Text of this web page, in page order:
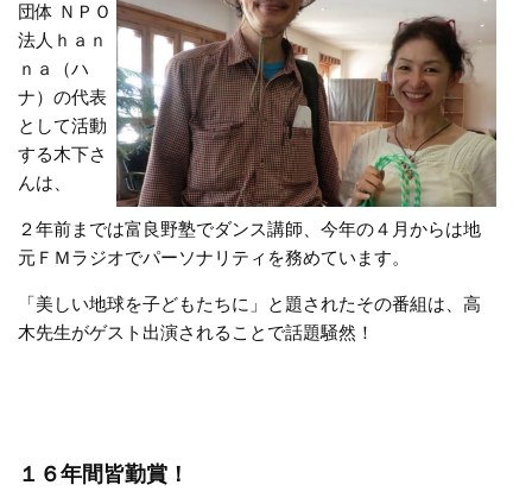
団体 ＮＰＯ
法人ｈａｎ
ｎａ（ハ
ナ）の代表
として活動
する木下さ
んは、
２年前までは富良野塾でダンス講師、今年の４月からは地
元ＦＭラジオでパーソナリティを務めています。
「美しい地球を子どもたちに」と題されたその番組は、高
木先生がゲスト出演されることで話題騒然！
１６年間皆勤賞！